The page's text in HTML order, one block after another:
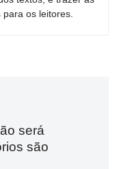
os leitores.
será
são